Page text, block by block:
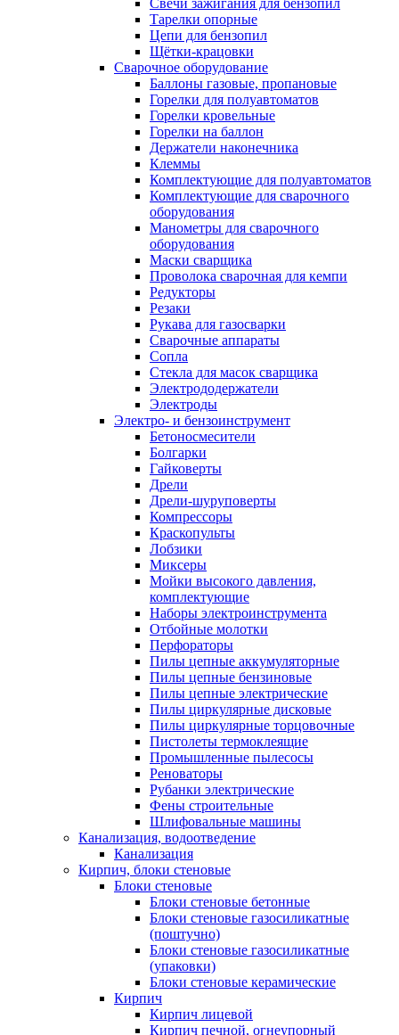
Свечи зажигания для бензопил
Тарелки опорные
Цепи для бензопил
Щётки-крацовки
Сварочное оборудование
Баллоны газовые, пропановые
Горелки для полуавтоматов
Горелки кровельные
Горелки на баллон
Держатели наконечника
Клеммы
Комплектующие для полуавтоматов
Комплектующие для сварочного
оборудования
Манометры для сварочного
оборудования
Маски сварщика
Проволока сварочная для кемпи
Редукторы
Резаки
Рукава для газосварки
Сварочные аппараты
Сопла
Стекла для масок сварщика
Электрододержатели
Электроды
Электро- и бензоинструмент
Бетоносмесители
Болгарки
Гайковерты
Дрели
Дрели-шуруповерты
Компрессоры
Краскопульты
Лобзики
Миксеры
Мойки высокого давления,
комплектующие
Наборы электроинструмента
Отбойные молотки
Перфораторы
Пилы цепные аккумуляторные
Пилы цепные бензиновые
Пилы цепные электрические
Пилы циркулярные дисковые
Пилы циркулярные торцовочные
Пистолеты термоклеящие
Промышленные пылесосы
Реноваторы
Рубанки электрические
Фены строительные
Шлифовальные машины
Канализация, водоотведение
Канализация
Кирпич, блоки стеновые
Блоки стеновые
Блоки стеновые бетонные
Блоки стеновые газосиликатные
(поштучно)
Блоки стеновые газосиликатные
(упаковки)
Блоки стеновые керамические
Кирпич
Кирпич лицевой
Кирпич печной, огнеупорный